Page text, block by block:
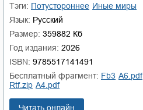
Тэги:
потустороннее
иные миры
Язык: Русский
Размер: 359882 Кб
Год издания: 2026
ISBN: 9785517141491
Бесплатный фрагмент:
fb3 a6.pdf
rtf.zip
a4.pdf
Читать онлайн